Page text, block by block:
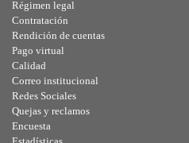
Régimen legal
Contratación
Rendición de cuentas
Pago virtual
Calidad
Correo institucional
Redes Sociales
Quejas y reclamos
Encuesta